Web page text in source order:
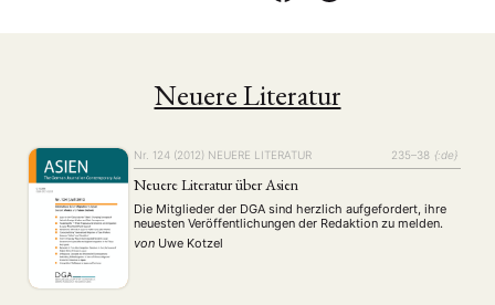
Neuere Literatur
Nr. 124 (2012) NEUERE LITERATUR 235–38 {:de}
Neuere Literatur über Asien
Die Mitglieder der DGA sind herzlich aufgefordert, ihre
neuesten Veröffentlichungen der Redaktion zu melden.
von Uwe Kotzel